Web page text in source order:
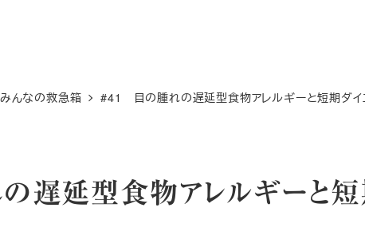
みんなの救急箱 #41 目の腫れの遅延型食物アレルギーと短期ダイ
延型食物アレルギーと短